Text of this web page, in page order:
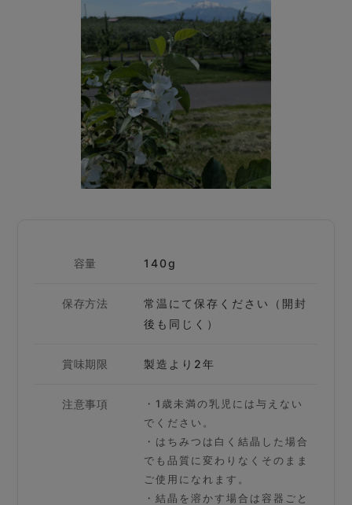
容量 140g
保存方法
常温にて保存ください（開封
後も同じく）
賞味期限 製造より2年
注意事項
・1歳未満の乳児には与えない
でください。
・はちみつは白く結晶した場合
でも品質に変わりなくそのまま
ご使用になれます。
・結晶を溶かす場合は容器ごと